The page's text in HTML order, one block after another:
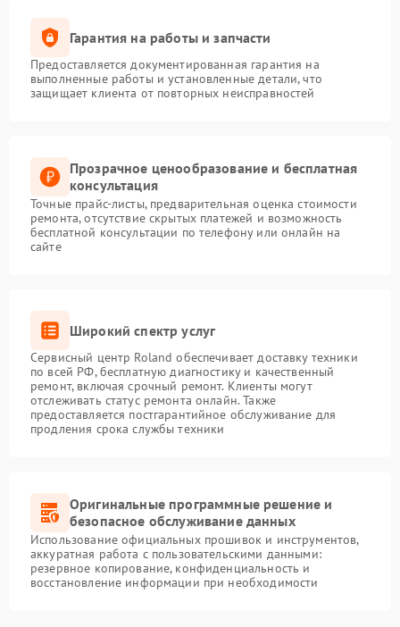
Гарантия на работы и запчасти
Предоставляется документированная гарантия на
выполненные работы и установленные детали, что
защищает клиента от повторных неисправностей
Прозрачное ценообразование и бесплатная
консультация
Точные прайс-листы, предварительная оценка стоимости
ремонта, отсутствие скрытых платежей и возможность
бесплатной консультации по телефону или онлайн на
сайте
Широкий спектр услуг
Сервисный центр Roland обеспечивает доставку техники
по всей РФ, бесплатную диагностику и качественный
ремонт, включая срочный ремонт. Клиенты могут
отслеживать статус ремонта онлайн. Также
предоставляется постгарантийное обслуживание для
продления срока службы техники
Оригинальные программные решение и
безопасное обслуживание данных
Использование официальных прошивок и инструментов,
аккуратная работа с пользовательскими данными:
резервное копирование, конфиденциальность и
восстановление информации при необходимости